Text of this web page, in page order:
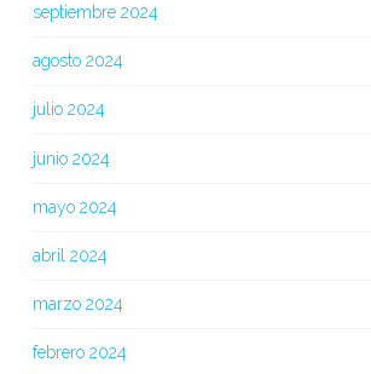
septiembre 2024
agosto 2024
julio 2024
junio 2024
mayo 2024
abril 2024
marzo 2024
febrero 2024